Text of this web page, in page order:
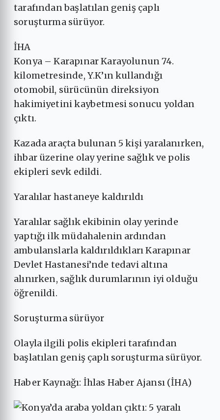
tarafından başlatılan geniş çaplı
soruşturma sürüyor.
İHA
Konya – Karapınar Karayolunun 74.
kilometresinde, Y.K’ın kullandığı
otomobil, sürücünün direksiyon
hakimiyetini kaybetmesi sonucu yoldan
çıktı.
Kazada araçta bulunan 5 kişi yaralanırken,
ihbar üzerine olay yerine sağlık ve polis
ekipleri sevk edildi.
Yaralılar hastaneye kaldırıldı
Yaralılar sağlık ekibinin olay yerinde
yaptığı ilk müdahalenin ardından
ambulanslarla kaldırıldıkları Karapınar
Devlet Hastanesi’nde tedavi altına
alınırken, sağlık durumlarının iyi olduğu
öğrenildi.
Soruşturma sürüyor
Olayla ilgili polis ekipleri tarafından
başlatılan geniş çaplı soruşturma sürüyor.
Haber Kaynağı: İhlas Haber Ajansı (İHA)